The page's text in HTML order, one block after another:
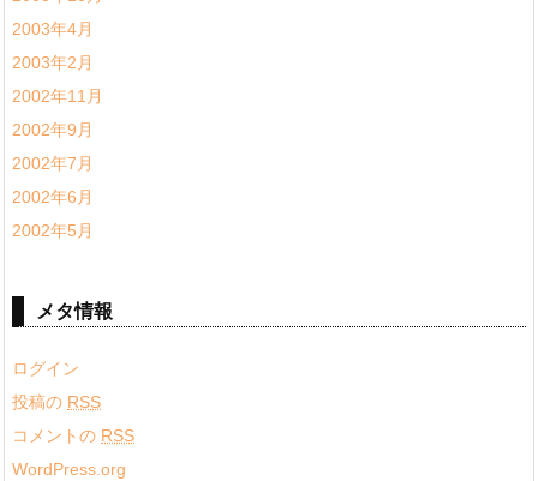
2003年4月
2003年2月
2002年11月
2002年9月
2002年7月
2002年6月
2002年5月
メタ情報
ログイン
投稿の RSS
コメントの RSS
WordPress.org